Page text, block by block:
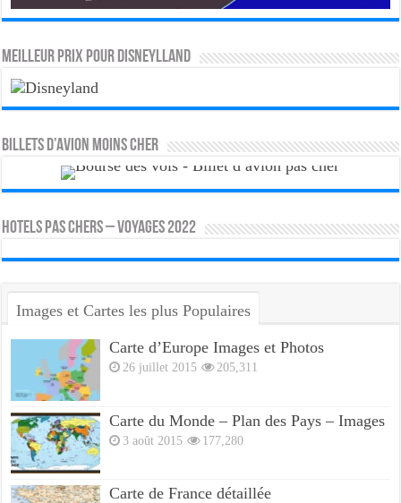
MEILLEUR PRIX POUR DISNEYLLAND
Billets d’avion moins cher
HOTELS PAS CHERS – VOYAGES 2022
Images et Cartes les plus Populaires
Carte d’Europe Images et Photos
26 juillet 2015 205,311
Carte du Monde – Plan des Pays – Images
3 août 2015 177,280
Carte de France détaillée